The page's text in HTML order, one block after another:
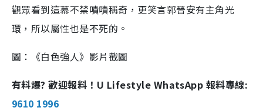
觀眾看到這幕不禁嘖嘖稱奇，更笑言郭晉安有主角光
環，所以屬性也是不死的。
圖：《白色強人》影片截圖
有料爆? 歡迎報料！U Lifestyle WhatsApp 報料專線:
9610 1996